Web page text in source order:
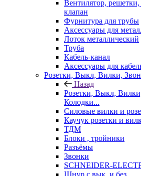
Вентилятор, решетки,
клапан
Фурнитура для трубы
Аксессуары для
Лоток металлический
Труба
Кабель-канал
Аксессуары для
Розетки, Выкл, Вилки,
Назад
Розетки, Выкл,
Колодки...
Силовые вилки и
Каучук розетки и
ТДМ
Блоки , тройники
Разъёмы
Звонки
SCHNEIDER-
Шнур с вык. и без